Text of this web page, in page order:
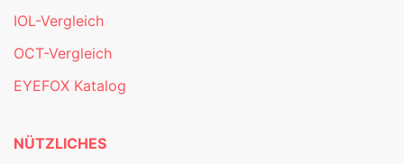
IOL-Vergleich
OCT-Vergleich
EYEFOX Katalog
NÜTZLICHES